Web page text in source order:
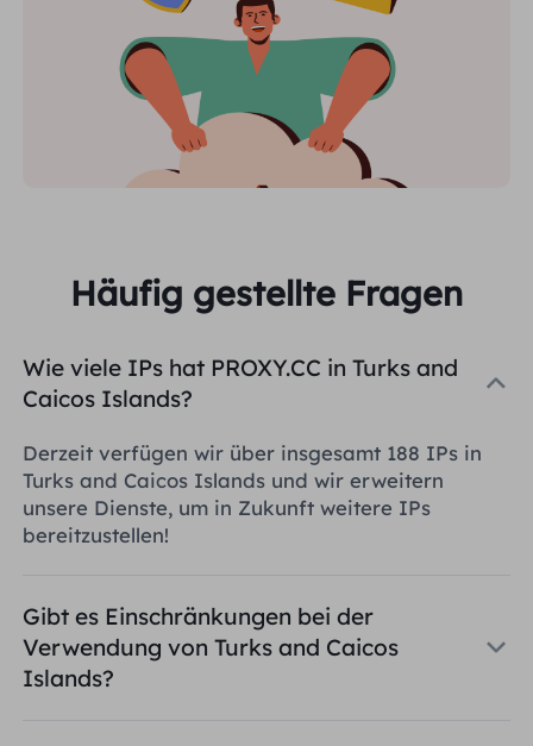
Häufig gestellte Fragen
Wie viele IPs hat PROXY.CC in Turks and
Caicos Islands?
Derzeit verfügen wir über insgesamt 188 IPs in
Turks and Caicos Islands und wir erweitern
unsere Dienste, um in Zukunft weitere IPs
bereitzustellen!
Gibt es Einschränkungen bei der
Verwendung von Turks and Caicos
Islands?